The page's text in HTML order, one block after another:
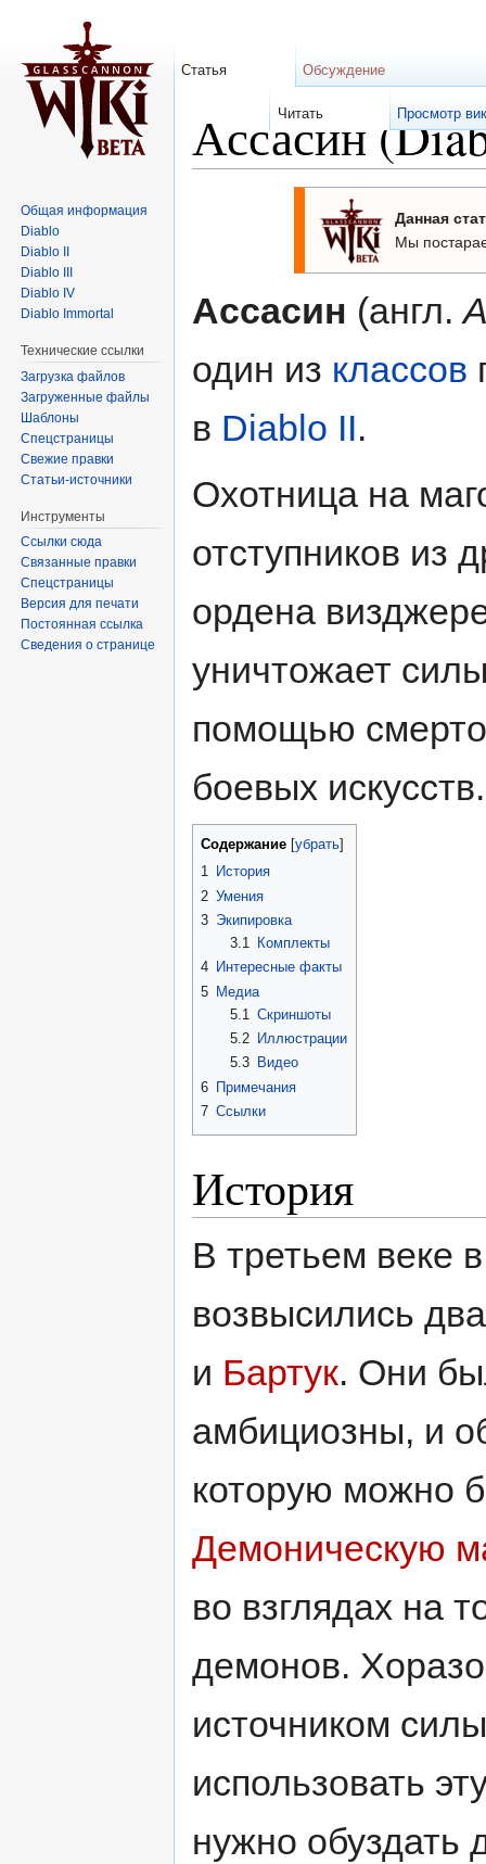
Ассасин
Данная
Мы
Ассасин (англ.
один из классов
в Diablo II.
Охотница на
отступников из
ордена
уничтожает
помощью
боевых искусств.
Содержание убрать
1 История
2 Умения
3 Экипировка
3.1
Комплекты
4 Интересные факты
5 Медиа
5.1
Скриншоты
5.2
Иллюстрации
5.3
Видео
6 Примечания
7 Ссылки
История
В третьем веке
возвысились
и Бартук. Они
амбициозны, и
которую можно
Демоническую
во взглядах на
демонов.
источником
использовать
нужно обуздать
Статья Обсуждение
Читать Просмотр
Общая информация
Diablo
Diablo II
Diablo III
Diablo IV
Diablo Immortal
Технические ссылки
Загрузка файлов
Загруженные файлы
Шаблоны
Спецстраницы
Свежие правки
Статьи-источники
Инструменты
Ссылки сюда
Связанные правки
Спецстраницы
Версия для печати
Постоянная ссылка
Сведения о странице